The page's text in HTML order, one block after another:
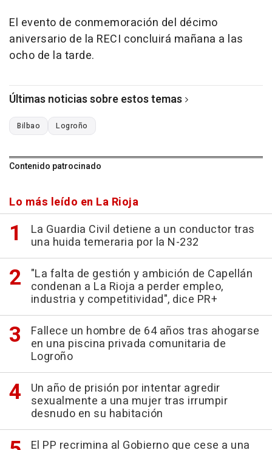
El evento de conmemoración del décimo
aniversario de la RECI concluirá mañana a las
ocho de la tarde.
Últimas noticias sobre estos temas
Bilbao Logroño
Contenido patrocinado
Lo más leído en La Rioja
La Guardia Civil detiene a un conductor tras
una huida temeraria por la N-232
"La falta de gestión y ambición de Capellán
condenan a La Rioja a perder empleo,
industria y competitividad", dice PR+
Fallece un hombre de 64 años tras ahogarse
en una piscina privada comunitaria de
Logroño
Un año de prisión por intentar agredir
sexualmente a una mujer tras irrumpir
desnudo en su habitación
El PP recrimina al Gobierno que cese a una